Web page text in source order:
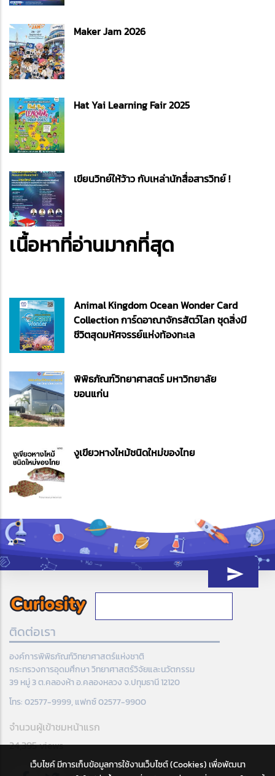
Maker Jam 2026
Hat Yai Learning Fair 2025
เขียนวิทย์ให้ว้าว กับเหล่านักสื่อสารวิทย์ !
เนื้อหาที่อ่านมากที่สุด
Animal Kingdom Ocean Wonder Card
Collection การ์ดอาณาจักรสัตว์โลก ชุดสิ่งมี
ชีวิตสุดมหัศจรรย์แห่งท้องทะเล
พิพิธภัณฑ์วิทยาศาสตร์ มหาวิทยาลัย
ขอนแก่น
งูเขียวหางไหม้ชนิดใหม่ของไทย
ติดต่อเรา
องค์การพิพิธภัณฑ์วิทยาศาสตร์แห่งชาติ
กระทรวงการอุดมศึกษา วิทยาศาสตร์วิจัยและนวัตกรรม
39 หมู่ 3 ต.คลองห้า อ.คลองหลวง จ.ปทุมธานี 12120
โทร: 02577-9999, แฟกซ์ 02577-9900
จำนวนผู้เข้าชมหน้าแรก
24,395 views
เว็บไซค์ มีการเก็บข้อมูลการใช้งานเว็บไซต์ (Cookies) เพื่อพัฒนา